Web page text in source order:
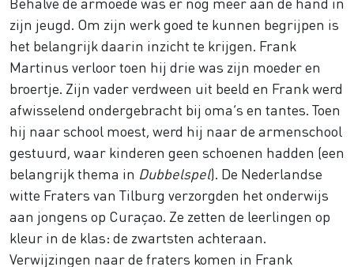
zijn jeugd. Om zijn werk goed te kunnen begrijpen is
het belangrijk daarin inzicht te krijgen. Frank
Martinus verloor toen hij drie was zijn moeder en
broertje. Zijn vader verdween uit beeld en Frank werd
afwisselend ondergebracht bij oma’s en tantes. Toen
hij naar school moest, werd hij naar de armenschool
gestuurd, waar kinderen geen schoenen hadden (een
belangrijk thema in Dubbelspel). De Nederlandse
witte Fraters van Tilburg verzorgden het onderwijs
aan jongens op Curaçao. Ze zetten de leerlingen op
kleur in de klas: de zwartsten achteraan.
Verwijzingen naar de fraters komen in Frank